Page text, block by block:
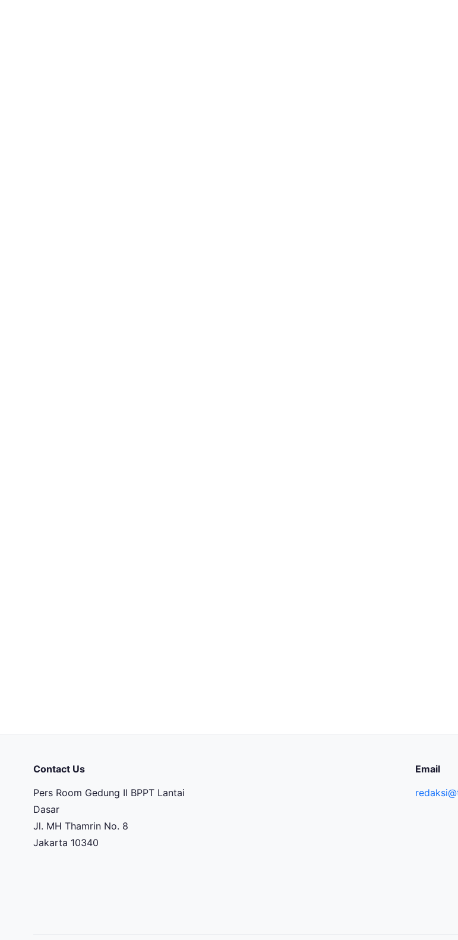
Contact Us
Pers Room Gedung II BPPT Lantai
Dasar
Jl. MH Thamrin No. 8
Jakarta 10340
Email